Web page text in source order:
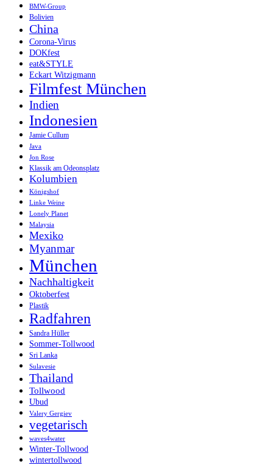
BMW-Group
Bolivien
China
Corona-Virus
DOKfest
eat&STYLE
Eckart Witzigmann
Filmfest München
Indien
Indonesien
Jamie Cullum
Java
Jon Rose
Klassik am Odeonsplatz
Kolumbien
Königshof
Linke Weine
Lonely Planet
Malaysia
Mexiko
Myanmar
München
Nachhaltigkeit
Oktoberfest
Plastik
Radfahren
Sandra Hüller
Sommer-Tollwood
Sri Lanka
Sulavesie
Thailand
Tollwood
Ubud
Valery Gergiev
vegetarisch
waves4water
Winter-Tollwood
wintertollwood